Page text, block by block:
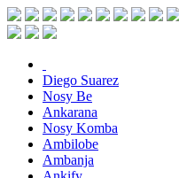
Diego Suarez
Nosy Be
Ankarana
Nosy Komba
Ambilobe
Ambanja